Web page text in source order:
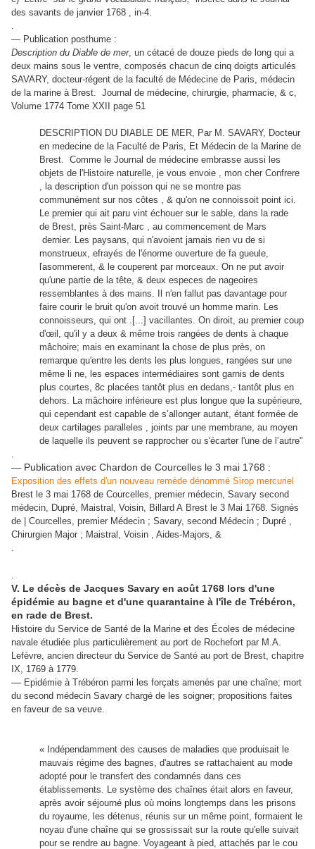
des savants de janvier 1768 , in-4.
.
— Publication posthume :
Description du Diable de mer, un cétacé de douze pieds de long qui a
deux mains sous le ventre, composés chacun de cinq doigts articulés
SAVARY, docteur-régent de la faculté de Médecine de Paris, médecin
de la marine à Brest. Journal de médecine, chirurgie, pharmacie, & c,
Volume 1774 Tome XXII page 51
DESCRIPTION DU DIABLE DE MER, Par M. SAVARY, Docteur
en medecine de la Faculté de Paris, Et Médecin de la Marine de
Brest. Comme le Journal de médecine embrasse aussi les
objets de l'Histoire naturelle, je vous envoie , mon cher Confrere
, la description d'un poisson qui ne se montre pas
communément sur nos côtes , & qu'on ne connoissoit point ici.
Le premier qui ait paru vint échouer sur le sable, dans la rade
de Brest, près Saint-Marc , au commencement de Mars
dernier. Les paysans, qui n'avoient jamais rien vu de si
monstrueux, efrayés de l'énorme ouverture de fa gueule,
ľasommerent, & le couperent par morceaux. On ne put avoir
qu'une partie de la tête, & deux especes de nageoires
ressemblantes à des mains. Il n'en fallut pas davantage pour
faire courir le bruit qu'on avoit trouvé un homme marin. Les
connoisseurs, qui ont .[...] vacillantes. On diroit, au premier coup
d'œil, qu'il y a deux & même trois rangées de dents à chaque
mâchoire; mais en examinant la chose de plus près, on
remarque qu'entre les dents les plus longues, rangées sur une
même li ne, les espaces intermédiaires sont garnis de dents
plus courtes, 8c placées tantôt plus en dedans,- tantôt plus en
dehors. La mâchoire inférieure est plus longue que la supérieure,
qui cependant est capable de s’allonger autant, étant formée de
deux cartilages paralleles , joints par une membrane, au moyen
de laquelle ils peuvent se rapprocher ou s'écarter l'une de l’autre"
— Publication avec Chardon de Courcelles le 3 mai 1768 :
Exposition des effets d'un nouveau remède dénommé Sirop mercuriel
Brest le 3 mai 1768 de Courcelles, premier médecin, Savary second
médecin, Dupré, Maistral, Voisin, Billard A Brest le 3 Mai 1768. Signés
de | Courcelles, premier Médecin ; Savary, second Médecin ; Dupré ,
Chirurgien Major ; Maistral, Voisin , Aides-Majors, &
.
V. Le décès de Jacques Savary en août 1768 lors d'une
épidémie au bagne et d'une quarantaine à l'île de Trébéron,
en rade de Brest.
Histoire du Service de Santé de la Marine et des Écoles de médecine
navale étudiée plus particulièrement au port de Rochefort par M.A.
Lefèvre, ancien directeur du Service de Santé au port de Brest, chapitre
IX, 1769 à 1779.
— Epidémie à Trébéron parmi les forçats amenés par une chaîne; mort
du second médecin Savary chargé de les soigner; propositions faites
en faveur de sa veuve.
« Indépendamment des causes de maladies que produisait le
mauvais régime des bagnes, d'autres se rattachaient au mode
adopté pour le transfert des condamnés dans ces
établissements. Le système des chaînes était alors en faveur,
après avoir séjourné plus où moins longtemps dans les prisons
du royaume, les détenus, réunis sur un même point, formaient le
noyau d'une chaîne qui se grossissait sur la route qu'elle suivait
pour se rendre au bagne. Voyageant à pied, attachés par le cou